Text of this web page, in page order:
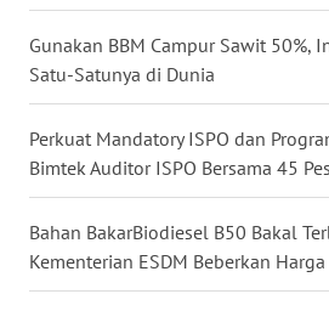
Gunakan BBM Campur Sawit 50%,
Satu-Satunya di Dunia
Perkuat Mandatory ISPO dan
Bimtek Auditor ISPO Bersama 45
Bahan BakarBiodiesel B50 Bakal
Kementerian ESDM Beberkan Harga
WN
KALSEL
WN
KALTIM